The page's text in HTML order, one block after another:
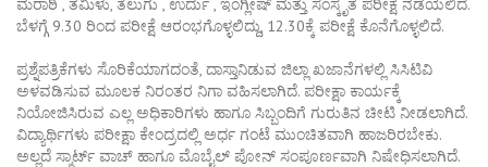
ಮರಾಠಿ , ತಮಿಳು, ತೆಲುಗು , ಉರ್ದು , ಇಂಗ್ಲೀಷ್ ಮತ್ತು ಸಂಸ್ಕೃತ ಪರೀಕ್ಷೆ ನಡೆಯಲಿದೆ.
ಬೆಳಗ್ಗೆ 9.30 ರಿಂದ ಪರೀಕ್ಷೆ ಆರಂಭಗೊಳ್ಳಲಿದ್ದು, 12.30ಕ್ಕೆ ಪರೀಕ್ಷೆ ಕೊನೆಗೊಳ್ಳಲಿದೆ.
ಪ್ರಶ್ನೆಪತ್ರಿಕೆಗಳು ಸೊರಿಕೆಯಾಗದಂತೆ, ದಾಸ್ತಾನಿಡುವ ಜಿಲ್ಲಾ ಖಜಾನೆಗಳಲ್ಲಿ ಸಿಸಿಟಿವಿ
ಅಳವಡಿಸುವ ಮೂಲಕ ನಿರಂತರ ನಿಗಾ ವಹಿಸಲಾಗಿದೆ. ಪರೀಕ್ಷಾ ಕಾರ್ಯಕ್ಕೆ
ನಿಯೋಜಿಸಿರುವ ಎಲ್ಲ ಅಧಿಕಾರಿಗಳು ಹಾಗೂ ಸಿಬ್ಬಂದಿಗೆ ಗುರುತಿನ ಚೀಟಿ ನೀಡಲಾಗಿದೆ.
ವಿದ್ಯಾರ್ಥಿಗಳು ಪರೀಕ್ಷಾ ಕೇಂದ್ರದಲ್ಲಿ ಅರ್ಧ ಗಂಟೆ ಮುಂಚಿತವಾಗಿ ಹಾಜರಿರಬೇಕು.
ಅಲ್ಲದೆ ಸ್ಮಾರ್ಟ್ ವಾಚ್ ಹಾಗೂ ಮೊಬೈಲ್ ಪೋನ್ ಸಂಪೂರ್ಣವಾಗಿ ನಿಷೇಧಿಸಲಾಗಿದೆ.